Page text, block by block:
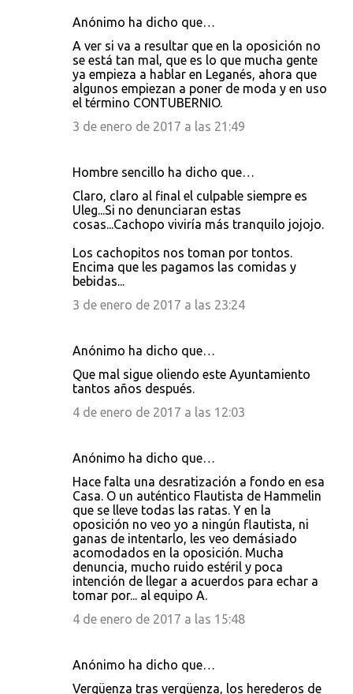
Anónimo ha dicho que…
A ver si va a resultar que en la oposición no
se está tan mal, que es lo que mucha gente
ya empieza a hablar en Leganés, ahora que
algunos empiezan a poner de moda y en uso
el término CONTUBERNIO.
3 de enero de 2017 a las 21:49
Hombre sencillo ha dicho que…
Claro, claro al final el culpable siempre es
Uleg...Si no denunciaran estas
cosas...Cachopo viviría más tranquilo jojojo.
Los cachopitos nos toman por tontos.
Encima que les pagamos las comidas y
bebidas...
3 de enero de 2017 a las 23:24
Anónimo ha dicho que…
Que mal sigue oliendo este Ayuntamiento
tantos años después.
4 de enero de 2017 a las 12:03
Anónimo ha dicho que…
Hace falta una desratización a fondo en esa
Casa. O un auténtico Flautista de Hammelin
que se lleve todas las ratas. Y en la
oposición no veo yo a ningún flautista, ni
ganas de intentarlo, les veo demásiado
acomodados en la oposición. Mucha
denuncia, mucho ruido estéril y poca
intención de llegar a acuerdos para echar a
tomar por... al equipo A.
4 de enero de 2017 a las 15:48
Anónimo ha dicho que…
Vergüenza tras vergüenza, los herederos de